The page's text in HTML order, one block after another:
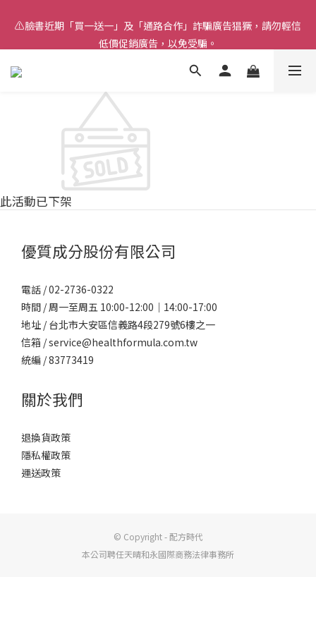
低價促銷廣告，以免受騙。
⚠️臉書近期「買一送一」及「通路合作」詐騙廣告猖獗，請勿輕信
低價促銷廣告，以免受騙。
此活動已下架
優質成分股份有限公司
電話 / 02-2736-0322
時間 / 周一至周五 10:00-12:00｜14:00-17:00
地址 / 台北市大安區信義路4段279號6樓之一
信箱 / service@healthformula.com.tw
統編 / 83773419
關於我們
退換貨政策
隱私權政策
運送政策
© Copyright - 配方時代
本公司聘任天晴和永國際商務法律事務所